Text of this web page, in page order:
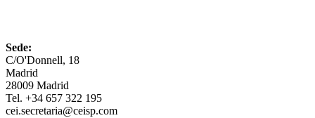
Sede:
C/O'Donnell, 18
Madrid
28009 Madrid
Tel. +34 657 322 195
cei.secretaria@ceisp.com